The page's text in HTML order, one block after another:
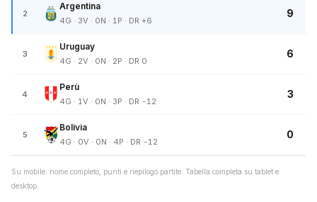
2
Argentina
4G · 3V · 0N · 1P · DR +6
9
3
Uruguay
4G · 2V · 0N · 2P · DR 0
6
4
Perù
4G · 1V · 0N · 3P · DR -12
3
5
Bolivia
4G · 0V · 0N · 4P · DR -12
0
Su mobile: nome completo, punti e riepilogo partite. Tabella completa su tablet e
desktop.